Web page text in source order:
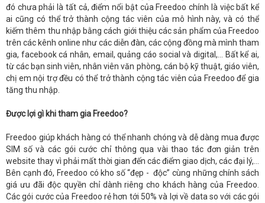
đó chưa phải là tất cả, điểm nổi bật của Freedoo chính là việc bất kể
ai cũng có thể trở thành cộng tác viên của mô hình này, và có thể
kiếm thêm thu nhập bằng cách giới thiệu các sản phẩm của Freedoo
trên các kênh online như các diễn đàn, các cộng đồng mà mình tham
gia, facebook cá nhân, email, quảng cáo social và digital,… Bất kể ai,
từ các bạn sinh viên, nhân viên văn phòng, cán bộ kỹ thuật, giáo viên,
chị em nội trợ đều có thể trở thành cộng tác viên của Freedoo để gia
tăng thu nhập.
Được lợi gì khi tham gia Freedoo?
Freedoo giúp khách hàng có thể nhanh chóng và dễ dàng mua được
SIM số và các gói cước chỉ thông qua vài thao tác đơn giản trên
website thay vì phải mất thời gian đến các điểm giao dịch, các đại lý,…
Bên cạnh đó, Freedoo có kho số “đẹp - độc” cùng những chính sách
giá ưu đãi độc quyền chỉ dành riêng cho khách hàng của Freedoo.
Các gói cước của Freedoo rẻ hơn tới 50% và lợi về data so với các gói